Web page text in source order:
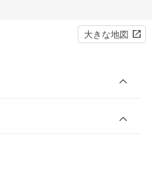
大きな地図